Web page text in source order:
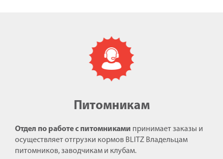
Питомникам
Отдел по работе с питомниками принимает заказы и
осуществляет отгрузки кормов BLITZ Владельцам
питомников, заводчикам и клубам.